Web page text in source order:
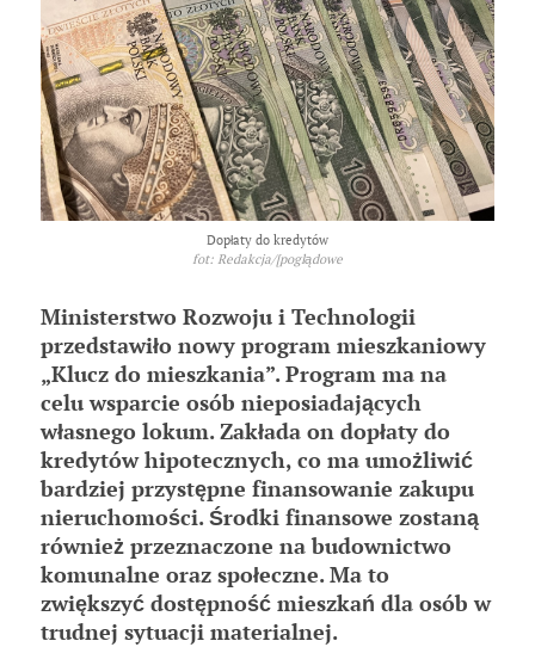
Dopłaty do kredytów
fot: Redakcja/[poglądowe
Ministerstwo Rozwoju i Technologii
przedstawiło nowy program mieszkaniowy
„Klucz do mieszkania”. Program ma na
celu wsparcie osób nieposiadających
własnego lokum. Zakłada on dopłaty do
kredytów hipotecznych, co ma umożliwić
bardziej przystępne finansowanie zakupu
nieruchomości. Środki finansowe zostaną
również przeznaczone na budownictwo
komunalne oraz społeczne. Ma to
zwiększyć dostępność mieszkań dla osób w
trudnej sytuacji materialnej.